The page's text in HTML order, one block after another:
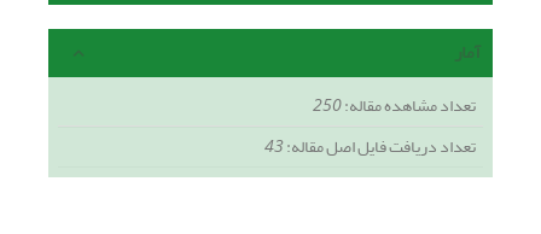
آمار
تعداد مشاهده مقاله:250
تعداد دریافت فایل اصل مقاله:43